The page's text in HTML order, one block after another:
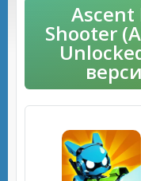
Ascent
Shooter